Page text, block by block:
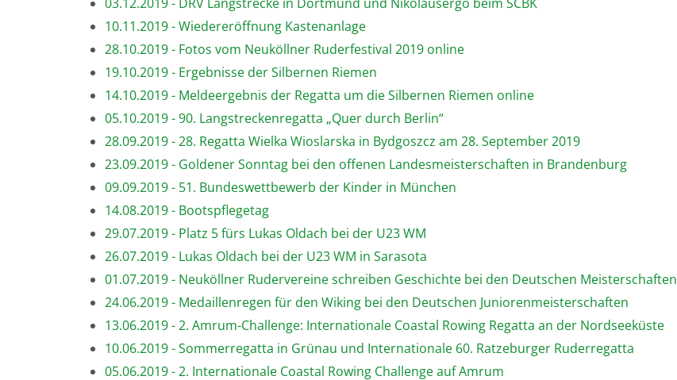
10.11.2019 - Wiedereröffnung Kastenanlage
28.10.2019 - Fotos vom Neuköllner Ruderfestival 2019 online
19.10.2019 - Ergebnisse der Silbernen Riemen
14.10.2019 - Meldeergebnis der Regatta um die Silbernen Riemen online
05.10.2019 - 90. Langstreckenregatta „Quer durch Berlin“
28.09.2019 - 28. Regatta Wielka Wioslarska in Bydgoszcz am 28. September 2019
23.09.2019 - Goldener Sonntag bei den offenen Landesmeisterschaften in Brandenburg
09.09.2019 - 51. Bundeswettbewerb der Kinder in München
14.08.2019 - Bootspflegetag
29.07.2019 - Platz 5 fürs Lukas Oldach bei der U23 WM
26.07.2019 - Lukas Oldach bei der U23 WM in Sarasota
01.07.2019 - Neuköllner Rudervereine schreiben Geschichte bei den Deutschen Meisterschaften
24.06.2019 - Medaillenregen für den Wiking bei den Deutschen Juniorenmeisterschaften
13.06.2019 - 2. Amrum-Challenge: Internationale Coastal Rowing Regatta an der Nordseeküste
10.06.2019 - Sommerregatta in Grünau und Internationale 60. Ratzeburger Ruderregatta
05.06.2019 - 2. Internationale Coastal Rowing Challenge auf Amrum